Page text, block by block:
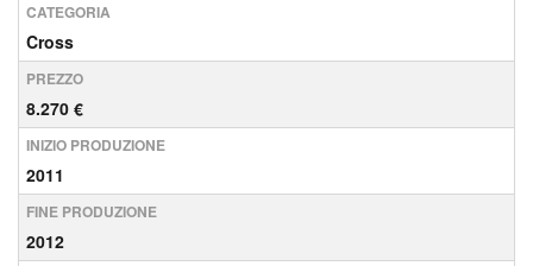
CATEGORIA
Cross
PREZZO
8.270 €
INIZIO PRODUZIONE
2011
FINE PRODUZIONE
2012